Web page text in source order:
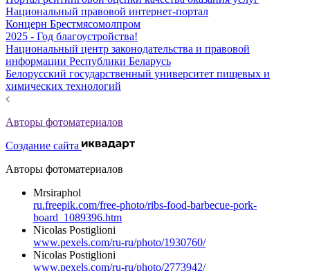
Национальный правовой интернет-портал
Концерн Брестмясомолпром
2025 - Год благоустройства!
Национальный центр законодательства и правовой
информации Республики Беларусь
Белорусский государственный университет пищевых и
химических технологий
Авторы фотоматериалов
Создание сайта
Авторы фотоматериалов
Mrsiraphol
ru.freepik.com/free-photo/ribs-food-barbecue-pork-
board_1089396.htm
Nicolas Postiglioni
www.pexels.com/ru-ru/photo/1930760/
Nicolas Postiglioni
www.pexels.com/ru-ru/photo/2773942/